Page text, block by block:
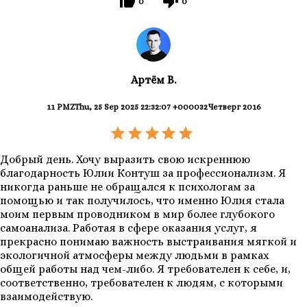
11 PMZThu, 25 Sep 2025 22:32:07 +000032Четверг 2016
Артём В.
Добрый день. Хочу выразить свою искреннюю
благодарность Юлии Контуш за профессионализм. Я
никогда раньше не обращался к психологам за
помощью и так получилось, что именно Юлия стала
моим первым проводником в мир более глубокого
самоанализа. Работая в сфере оказания услуг, я
прекрасно понимаю важность выстраивания мягкой и
экологичной атмосферы между людьми в рамках
общей работы над чем-либо. Я требователен к себе, и,
соответственно, требователен к людям, с которыми
взаимодействую.